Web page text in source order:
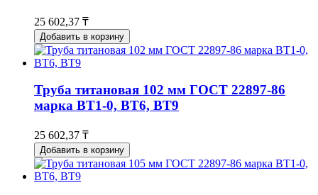
25 602,37 ₸
Добавить в корзину
Труба титановая 102 мм ГОСТ 22897-86
марка ВТ1-0, ВТ6, ВТ9
25 602,37 ₸
Добавить в корзину